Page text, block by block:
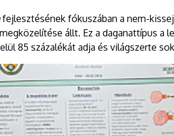
fejlesztésének fókuszában a nem-
állt. Ez a daganattípus a
85 százalékát adja és világszerte